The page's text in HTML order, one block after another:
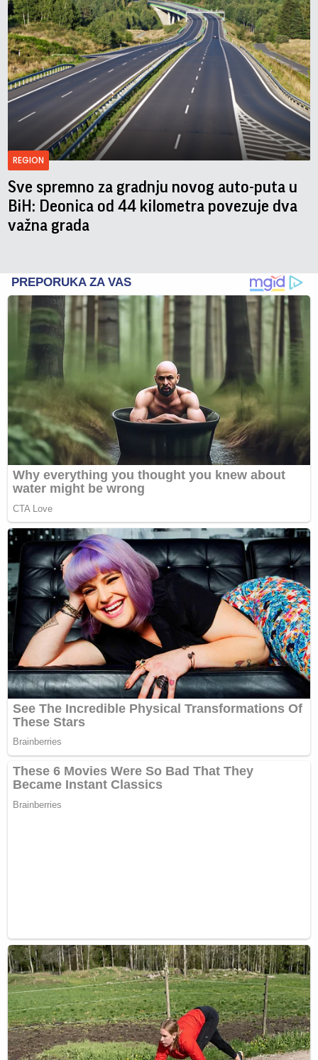
REGION
Sve spremno za gradnju novog auto-puta u
BiH: Deonica od 44 kilometra povezuje dva
važna grada